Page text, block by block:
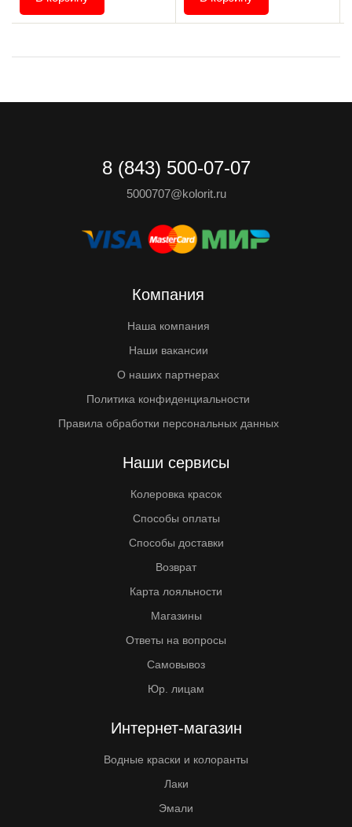
8 (843) 500-07-07
5000707@kolorit.ru
Компания
Наша компания
Наши вакансии
О наших партнерах
Политика конфиденциальности
Правила обработки персональных данных
Наши сервисы
Колеровка красок
Способы оплаты
Способы доставки
Возврат
Карта лояльности
Магазины
Ответы на вопросы
Самовывоз
Юр. лицам
Интернет-магазин
Водные краски и колоранты
Лаки
Эмали